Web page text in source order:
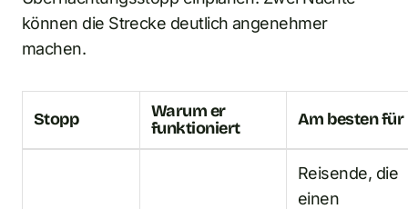
können die Strecke deutlich angenehmer
machen.
Stopp
Warum er
funktioniert
Am besten für
Reisende, die
einen